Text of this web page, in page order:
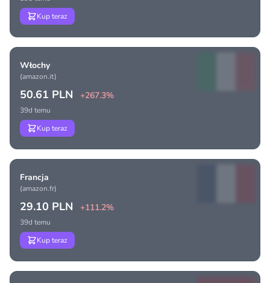
Kup teraz
Włochy
(amazon.it)
50.61 PLN +267.3%
39d temu
Kup teraz
Francja
(amazon.fr)
29.10 PLN +111.2%
39d temu
Kup teraz